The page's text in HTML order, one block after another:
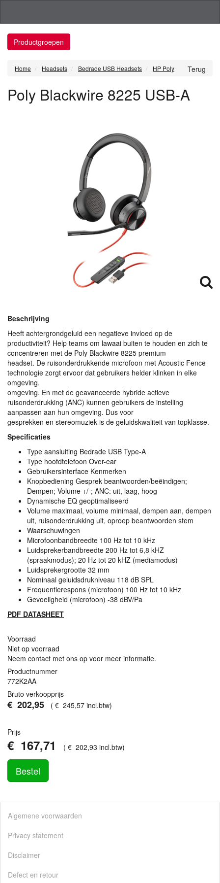
Productgroepen
Terug
Home Headsets Bedrade USB Headsets HP Poly
Poly Blackwire 8225 USB-A
Beschrijving
Heeft achtergrondgeluid een negatieve invloed op de
productiviteit? Help teams om lawaai buiten te houden en zich te
concentreren met de Poly Blackwire 8225 premium
headset. De ruisonderdrukkende microfoon met Acoustic Fence
technologie zorgt ervoor dat gebruikers helder klinken in elke
omgeving.
omgeving. En met de geavanceerde hybride actieve
ruisonderdrukking (ANC) kunnen gebruikers de instelling
aanpassen aan hun omgeving. Dus voor
gesprekken en stereomuziek is de geluidskwaliteit van topklasse.
Specificaties
Type aansluiting Bedrade USB Type-A
Type hoofdtelefoon Over-ear
Gebruikersinterface Kenmerken
Knopbediening Gesprek beantwoorden/beëindigen;
Dempen; Volume +/-; ANC: uit, laag, hoog
Dynamische EQ geoptimaliseerd
Volume maximaal, volume minimaal, dempen aan, dempen
uit, ruisonderdrukking uit, oproep beantwoorden stem
Waarschuwingen
Microfoonbandbreedte 100 Hz tot 10 kHz
Luidsprekerbandbreedte 200 Hz tot 6,8 kHZ
(spraakmodus); 20 Hz tot 20 kHZ (mediamodus)
Luidsprekergrootte 32 mm
Nominaal geluidsdrukniveau 118 dB SPL
Frequentierespons (microfoon) 100 Hz tot 10 kHz
Gevoeligheid (microfoon) -38 dBV/Pa
PDF DATASHEET
Voorraad
Niet op voorraad
Neem contact met ons op voor meer informatie.
Productnummer
772K2AA
Bruto verkoopprijs
€ 202,95 ( € 245,57 incl.btw)
Prijs
€ 167,71 ( € 202,93 incl.btw)
Bestel
Algemene voorwaarden
Privacy statement
Disclaimer
Defect en retour